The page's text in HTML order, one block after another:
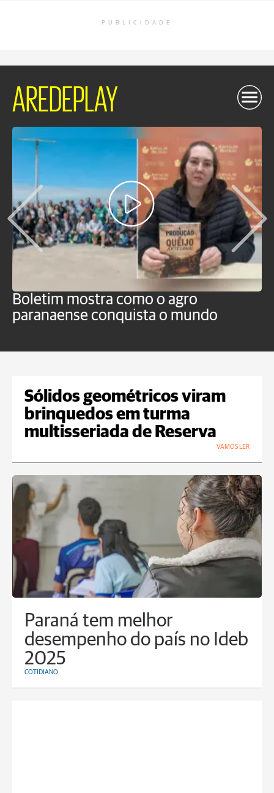
PUBLICIDADE
AREDEPLAY
Boletim mostra como o agro
paranaense conquista o mundo
Sólidos geométricos viram
brinquedos em turma
multisseriada de Reserva
VAMOS LER
Paraná tem melhor
desempenho do país no Ideb
2025
COTIDIANO